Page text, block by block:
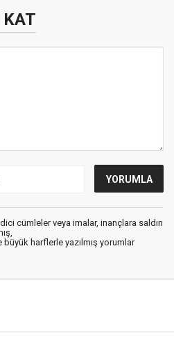
KAT
cümleler veya imalar, inançlara saldırı
harflerle yazılmış yorumlar